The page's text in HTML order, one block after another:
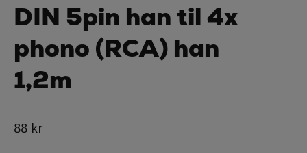
DIN 5pin han til 4x
phono (RCA) han
1,2m
88 kr